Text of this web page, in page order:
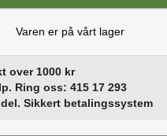
Varen er på vårt lager
over 1000 kr
Ring oss: 415 17 293
Sikkert betalingssystem